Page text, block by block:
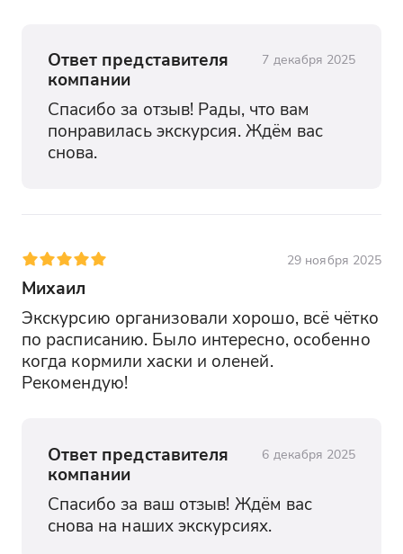
Ответ представителя
компании
7 декабря 2025
Спасибо за отзыв! Рады, что вам
понравилась экскурсия. Ждём вас
снова.
29 ноября 2025
Михаил
Экскурсию организовали хорошо, всё чётко
по расписанию. Было интересно, особенно
когда кормили хаски и оленей.
Рекомендую!
Ответ представителя
компании
6 декабря 2025
Спасибо за ваш отзыв! Ждём вас
снова на наших экскурсиях.